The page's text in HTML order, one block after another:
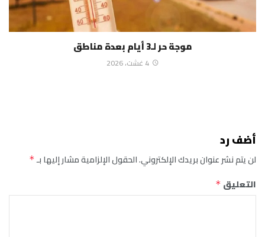
موجة حر لـ3 أيام بعدة مناطق
4 غشت، 2026
أضف رد
لن يتم نشر عنوان بريدك الإلكتروني.الحقول الإلزامية مشار إليها بـ*
التعليق *